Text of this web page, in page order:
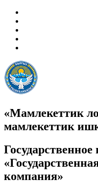
«Мамлекеттик
мамлекеттик
компания»